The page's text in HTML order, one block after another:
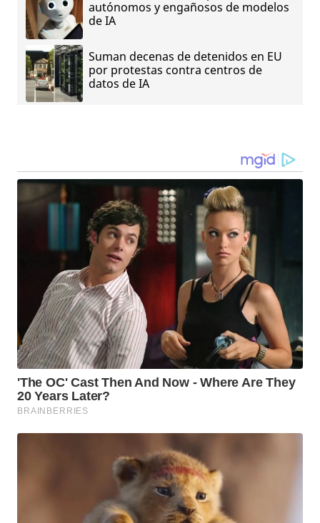
autónomos y engañosos de modelos
de IA
Suman decenas de detenidos en EU
por protestas contra centros de
datos de IA